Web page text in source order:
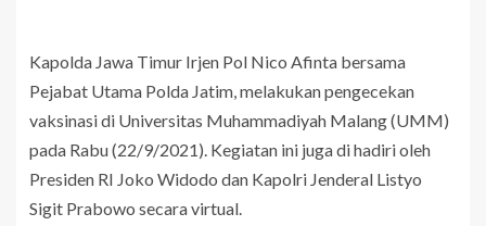
Kapolda Jawa Timur Irjen Pol Nico Afinta bersama
Pejabat Utama Polda Jatim, melakukan pengecekan
vaksinasi di Universitas Muhammadiyah Malang (UMM)
pada Rabu (22/9/2021). Kegiatan ini juga di hadiri oleh
Presiden RI Joko Widodo dan Kapolri Jenderal Listyo
Sigit Prabowo secara virtual.